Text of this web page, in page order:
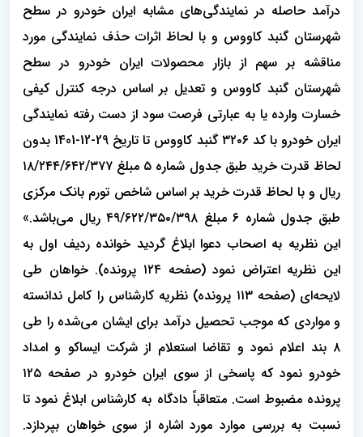
درآمد حاصله در نمایندگی‌های مشابه ایران خودرو در سطح
شهرستان گنبد کاووس و با لحاظ اثرات حذف نمایندگی مورد
مناقشه بر سهم از بازار محصولات ایران خودرو در سطح
شهرستان گنبد کاووس و تعدیل بر اساس درجه کنترل کیفی
خسارت وارده یا به عبارتی فرصت سود از دست رفته نمایندگی
ایران خودرو با کد ۳۲۰۶ گنبد کاووس تا تاریخ 29-12-1401 بدون
لحاظ قدرت خرید طبق جدول شماره ۵ مبلغ ۱۸/۲۴۴/۶۴۲/۳۷۷
ریال و با لحاظ قدرت خرید بر اساس شاخص تورم بانک مرکزی
طبق جدول شماره ۶ مبلغ ۴۹/۶۲۲/۳۵۰/۳۹۸ ریال می‌باشد.»
این نظریه به اصحاب دعوا ابلاغ گردید خوانده ردیف اول به
این نظریه اعتراض نمود (صفحه ۱۲۴ پرونده). خواهان طی
لایحه‌ای (صفحه ۱۱۳ پرونده) نظریه کارشناس را کامل ندانسته
و مواردی که موجب تحصیل درآمد برای ایشان می‌شده را طی
۸ بند اعلام نمود و تقاضا استعلام از شرکت ایساکو و امداد
خودرو نمود که پاسخی از سوی ایران خودرو در صفحه ۱۲۵
پرونده مضبوط است. متعاقباً دادگاه به کارشناس ابلاغ نمود تا
نسبت به بررسی موارد مورد اشاره از سوی خواهان بپردازد.